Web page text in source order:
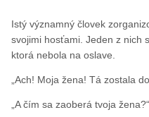
Istý významný človek
svojimi hosťami. Jeden z nich
ktorá nebola na oslave.
„Ach! Moja žena! Tá zostala
„A čím sa zaoberá tvoja